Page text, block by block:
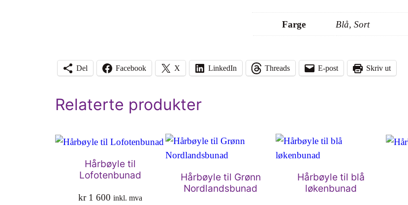
e
m
a
p
a
Farge Blå, Sort
Del Facebook X LinkedIn Threads E-post Skriv ut
Relaterte produkter
Hårbøyle til
Lofotenbunad
kr1 600 inkl. mva
Hårbøyle til Grønn
Nordlandsbunad
Hårbøyle til blå
løkenbunad